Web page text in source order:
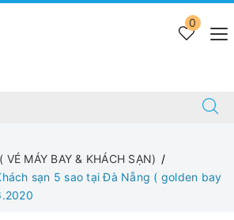
0
VÉ MÁY BAY & KHÁCH SẠN)
sạn 5 sao tại Đà Nẵng ( golden bay